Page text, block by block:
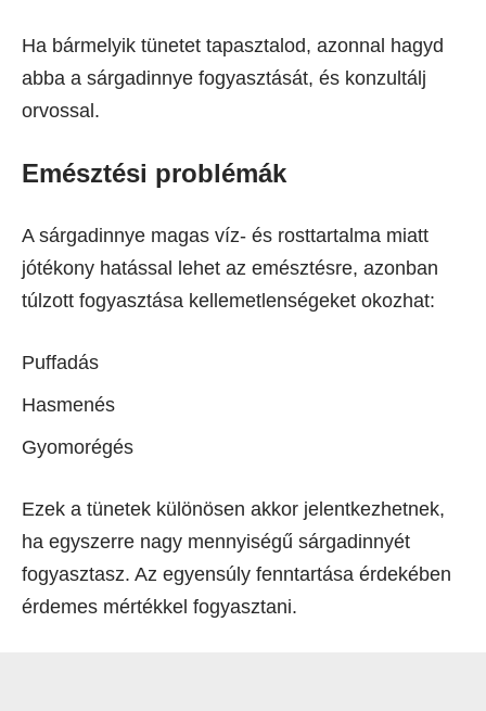
Ha bármelyik tünetet tapasztalod, azonnal hagyd
abba a sárgadinnye fogyasztását, és konzultálj
orvossal.
Emésztési problémák
A sárgadinnye magas víz- és rosttartalma miatt
jótékony hatással lehet az emésztésre, azonban
túlzott fogyasztása kellemetlenségeket okozhat:
Puffadás
Hasmenés
Gyomorégés
Ezek a tünetek különösen akkor jelentkezhetnek,
ha egyszerre nagy mennyiségű sárgadinnyét
fogyasztasz. Az egyensúly fenntartása érdekében
érdemes mértékkel fogyasztani.